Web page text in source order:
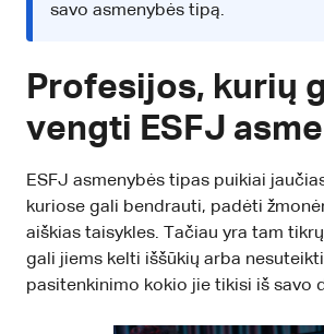
savo asmenybės tipą.
Profesijos, kurių
vengti ESFJ
ESFJ asmenybės tipas puikiai
kuriose gali bendrauti, padėti
aiškias taisykles. Tačiau yra tam
gali jiems kelti iššūkių arba
pasitenkinimo kokio jie tikisi iš savo